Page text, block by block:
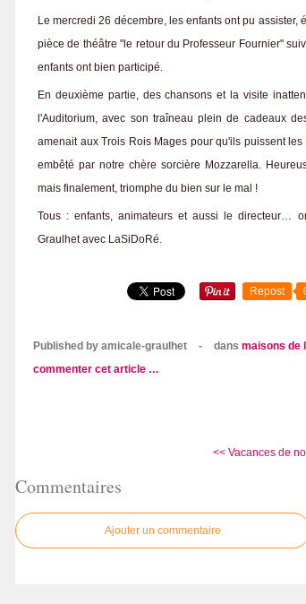
Le mercredi 26 décembre, les enfants ont pu
pièce de théâtre "le retour du Professeur Fournier"
enfants ont bien participé.
En deuxième partie, des chansons et la visite
l'Auditorium, avec son traîneau plein de cadeaux
amenait aux Trois Rois Mages pour qu'ils puissent
embêté par notre chère sorcière Mozzarella.
mais finalement, triomphe du bien sur le mal !
Tous : enfants, animateurs et aussi le directeur…
Graulhet avec LaSiDoRé.
Repost
Published by amicale-graulhet - dans maisons de
commenter cet article …
<< Vacances de
Commentaires
Ajouter un commentaire